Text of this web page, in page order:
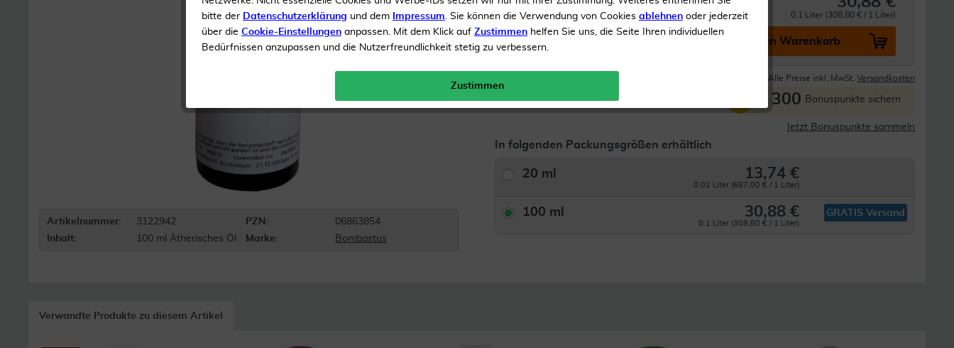
Artikelnummer: 3122942 PZN:
06863854
Inhalt:
100 ml Ätherisches Öl Marke: Bombastus
Inhalt100 ml Ätherisches Öl
0.1 Liter (308,80 € / 1 Liter)
In den Warenkorb
Alle Preise inkl. MwSt. Versandkosten
300 Bonuspunkte sichern
Jetzt Bonuspunkte sammeln
In folgenden Packungsgrößen erhältlich
20 ml 13,74 €
0.02 Liter (687,00 € / 1 Liter)
100 ml 30,88 €
0.1 Liter (308,80 € / 1 Liter)
GRATIS Versand
Verwandte Produkte zu diesem Artikel
bitte der Datenschutzerklärung und dem Impressum. Sie können die Verwendung von Cookies ablehnen oder jederzeit
über die Cookie-Einstellungen anpassen. Mit dem Klick auf Zustimmen helfen Sie uns, die Seite Ihren individuellen
Bedürfnissen anzupassen und die Nutzerfreundlichkeit stetig zu verbessern.
Zustimmen